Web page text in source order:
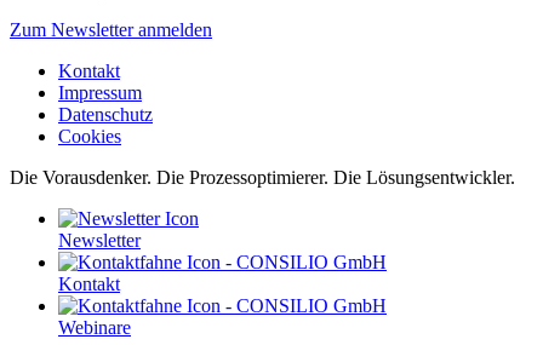
Zum Newsletter anmelden
Kontakt
Impressum
Datenschutz
Cookies
Die Vorausdenker. Die Prozessoptimierer. Die Lösungsentwickler.
Newsletter
Kontakt
Webinare